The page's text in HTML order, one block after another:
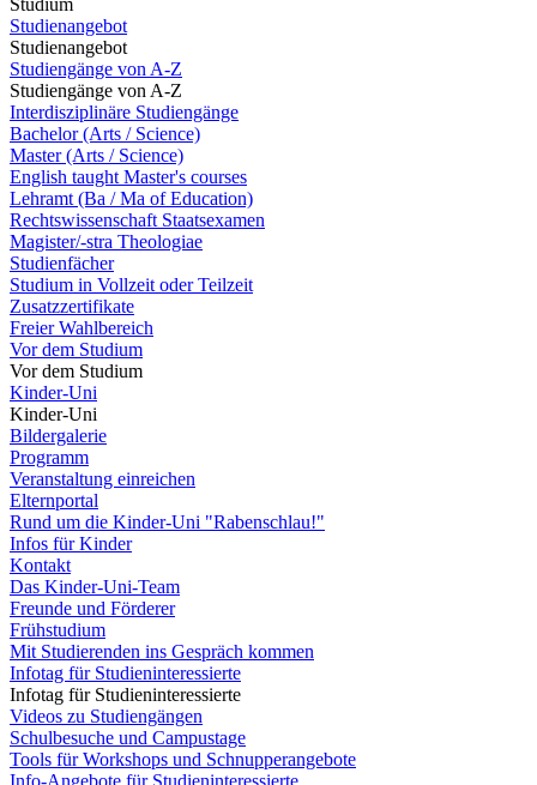
Studium
Studienangebot
Studienangebot
Studiengänge von A-Z
Studiengänge von A-Z
Interdisziplinäre Studiengänge
Bachelor (Arts / Science)
Master (Arts / Science)
English taught Master's courses
Lehramt (Ba / Ma of Education)
Rechtswissenschaft Staatsexamen
Magister/-stra Theologiae
Studienfächer
Studium in Vollzeit oder Teilzeit
Zusatzzertifikate
Freier Wahlbereich
Vor dem Studium
Vor dem Studium
Kinder-Uni
Kinder-Uni
Bildergalerie
Programm
Veranstaltung einreichen
Elternportal
Rund um die Kinder-Uni "Rabenschlau!"
Infos für Kinder
Kontakt
Das Kinder-Uni-Team
Freunde und Förderer
Frühstudium
Mit Studierenden ins Gespräch kommen
Infotag für Studieninteressierte
Infotag für Studieninteressierte
Videos zu Studiengängen
Schulbesuche und Campustage
Tools für Workshops und Schnupperangebote
Info-Angebote für Studieninteressierte